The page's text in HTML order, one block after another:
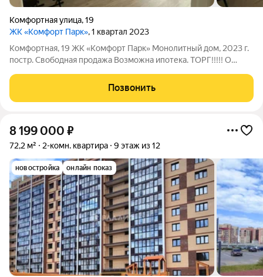
Комфортная улица,19
ЖК «Комфорт Парк», 1 квартал 2023
Комфортная, 19 ЖК «Комфорт Парк» Монолитный дом, 2023 г.
постр. Свободная продажа Возможна ипотека. ТОРГ!!!!! О
изолированные Санузел: раздельный Балкон/лоджия:
застеклённая лоджия с ремонтом
Позвонить
8 199 000 ₽
72,2 м² 2-комн. квартира 9 этаж из 12
новостройка онлайн показ